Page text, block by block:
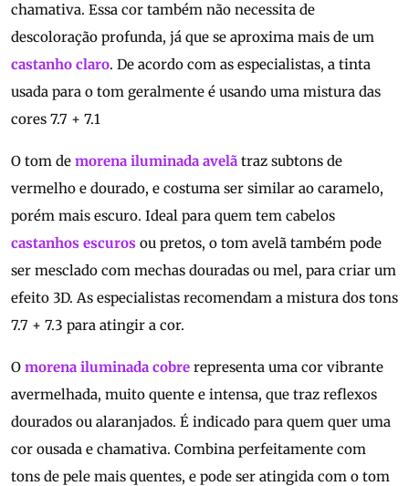
chamativa. Essa cor também não necessita de
descoloração profunda, já que se aproxima mais de um
castanho claro. De acordo com as especialistas, a tinta
usada para o tom geralmente é usando uma mistura das
cores 7.7 + 7.1
O tom de morena iluminada avelã traz subtons de
vermelho e dourado, e costuma ser similar ao caramelo,
porém mais escuro. Ideal para quem tem cabelos
castanhos escuros ou pretos, o tom avelã também pode
ser mesclado com mechas douradas ou mel, para criar um
efeito 3D. As especialistas recomendam a mistura dos tons
7.7 + 7.3 para atingir a cor.
O morena iluminada cobre representa uma cor vibrante
avermelhada, muito quente e intensa, que traz reflexos
dourados ou alaranjados. É indicado para quem quer uma
cor ousada e chamativa. Combina perfeitamente com
tons de pele mais quentes, e pode ser atingida com o tom